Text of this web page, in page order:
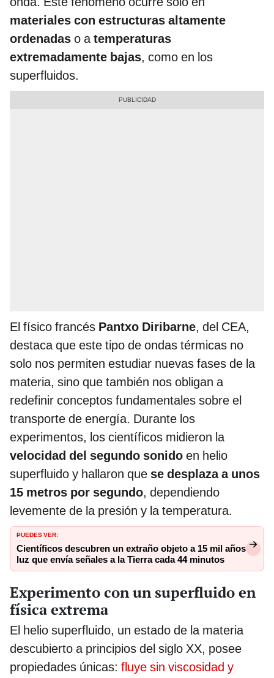
materiales con estructuras altamente
ordenadas o atemperaturas
extremadamente bajas, como en los
superfluidos.
El físico francés Pantxo Diribarne, del CEA,
destaca que este tipo de ondas térmicas no
solo nos permiten estudiar nuevas fases de la
materia, sino que también nos obligan a
redefinir conceptos fundamentales sobre el
transporte de energía. Durante los
experimentos, los científicos midieron la
velocidad del segundo sonido en helio
superfluido y hallaron que se desplaza a unos
15 metros por segundo, dependiendo
levemente de la presión y la temperatura.
PUEDES VER:
Científicos descubren un extraño objeto a 15 mil años
luz que envía señales a la Tierra cada 44 minutos
Experimento con un superfluido en
física extrema
El helio superfluido, un estado de la materia
descubierto a principios del siglo XX, posee
propiedades únicas: fluye sin viscosidad y